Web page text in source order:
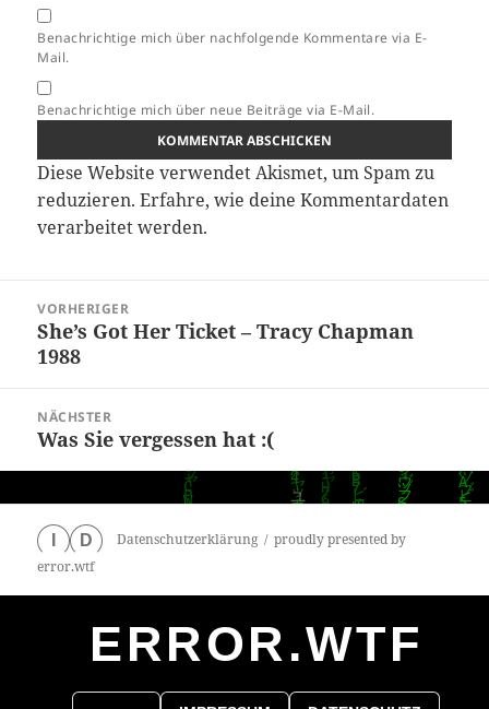
Benachrichtige mich über nachfolgende Kommentare via E-
Mail.
Benachrichtige mich über neue Beiträge via E-Mail.
Diese Website verwendet Akismet, um Spam zu
reduzieren.Erfahre, wie deine Kommentardaten
verarbeitet werden.
VORHERIGER
Vorheriger
Beitrag:
She’s Got Her Ticket – Tracy Chapman
1988
NÄCHSTER
Nächster
Beitrag:
Was Sie vergessen hat :(
D Datenschutzerklärung
proudly presented by
error.wtf
ERROR.WTF